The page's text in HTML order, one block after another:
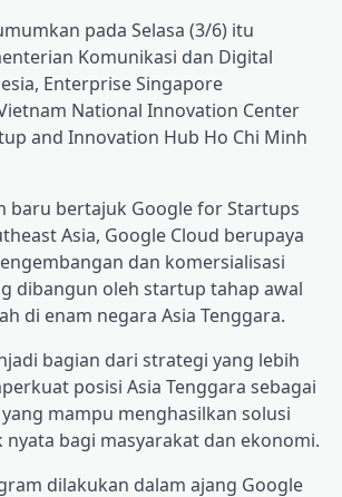
pada Selasa (3/6) itu
Komunikasi dan Digital
Enterprise Singapore
National Innovation Center
and Innovation Hub Ho Chi Minh
baru bertajuk Google for Startups
Asia, Google Cloud berupaya
dan komersialisasi
dibangun oleh startup tahap awal
di enam negara Asia Tenggara.
bagian dari strategi yang lebih
posisi Asia Tenggara sebagai
mampu menghasilkan solusi
nyata bagi masyarakat dan ekonomi.
dilakukan dalam ajang Google